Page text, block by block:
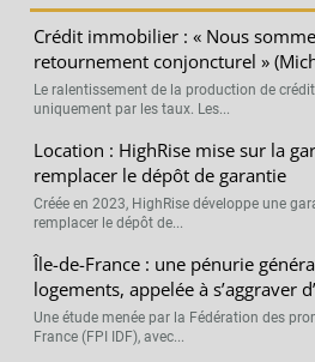
Crédit immobilier : « Nous
retournement conjoncturel »
Le ralentissement de la production de
uniquement par les taux. Les...
Location : HighRise mise sur la
remplacer le dépôt de garantie
Créée en 2023, HighRise développe une
remplacer le dépôt de...
Île-de-France : une pénurie
logements, appelée à s’aggraver
Une étude menée par la Fédération des
France (FPI IDF), avec...